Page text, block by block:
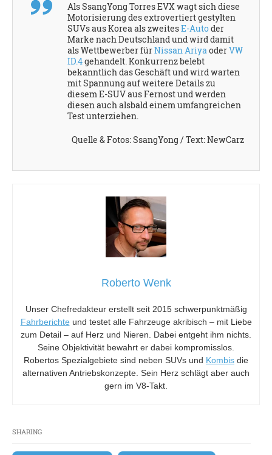
SHARING
Als SsangYong Torres EVX wagt sich diese
Motorisierung des extrovertiert gestylten
SUVs aus Korea als zweitesE-Autoder
Marke nach Deutschland und wird damit
als Wettbewerber fürNissan AriyaoderVW
ID.4gehandelt. Konkurrenz belebt
bekanntlich das Geschäft und wird warten
mit Spannung auf weitere Details zu
diesem E-SUV aus Fernost und werden
diesen auch alsbald einem umfangreichen
Test unterziehen.
Quelle & Fotos: SsangYong / Text: NewCarz
Roberto Wenk
Unser Chefredakteur erstellt seit 2015 schwerpunktmäßig
Fahrberichte und testet alle Fahrzeuge akribisch – mit Liebe
zum Detail – auf Herz und Nieren. Dabei entgeht ihm nichts.
Seine Objektivität bewahrt er dabei kompromisslos.
Robertos Spezialgebiete sind neben SUVs und Kombis die
alternativen Antriebskonzepte. Sein Herz schlägt aber auch
gern im V8-Takt.